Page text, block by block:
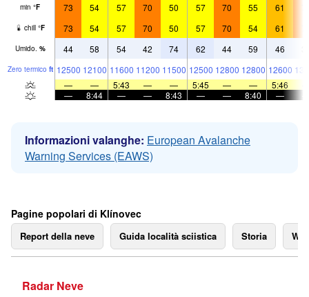
min °F 73 54 57 70 50 57 70 55 61
chill °F 73 54 57 70 50 57 70 54 61
Umido. % 44 58 54 42 74 62 44 59 46
Zero termico ft 12500 12100 11600 11200 11500 12500 12800 12800 12600
—
— 5:43 — — 5:45 — — 5:46
—
8:44 — — 8:43 — — 8:40 —
Informazioni valanghe: European Avalanche
Warning Services (EAWS)
Pagine popolari di Klínovec
Report della neve Guida località sciistica Storia
Radar Neve